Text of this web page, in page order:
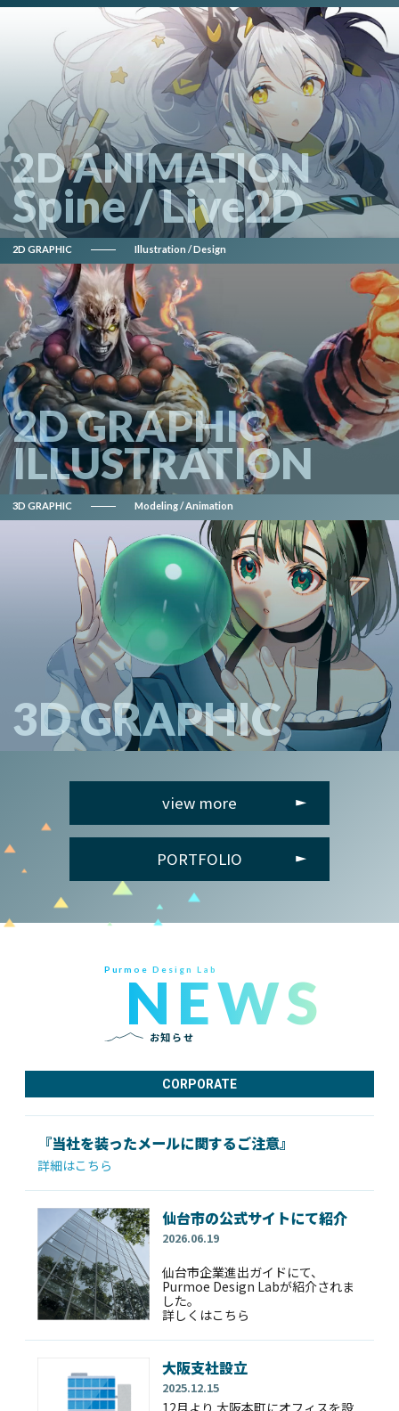
2D ANIMATION
Spine / Live2D
2D GRAPHIC Illustration / Design
2D GRAPHIC
ILLUSTRATION
3D GRAPHIC Modeling / Animation
3D GRAPHIC
view more
PORTFOLIO
Purmoe Design Lab
NEWS
お知らせ
CORPORATE
『当社を装ったメールに関するご注意』
詳細はこちら
仙台市の公式サイトにて紹介
2026.06.19
仙台市企業進出ガイドにて、
Purmoe Design Labが紹介されま
した。
詳しくはこちら
大阪支社設立
2025.12.15